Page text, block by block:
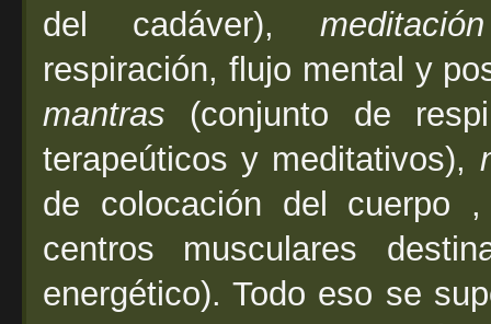
del cadáver), meditación
respiración, flujo mental y
mantras (conjunto de
terapeúticos y meditativos),
de colocación del cuerpo
centros musculares
energético). Todo eso se